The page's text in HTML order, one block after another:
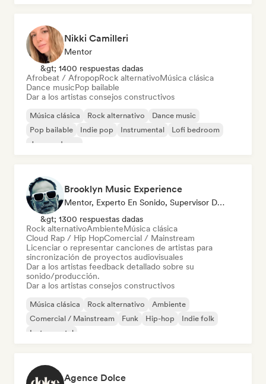
Nikki Camilleri
Mentor
&gt; 1400 respuestas dadas
Afrobeat / AfropopRock alternativoMúsica clásica
Dance musicPop bailable
Dar a los artistas consejos constructivos
Música clásica Rock alternativo
Dance music
Pop bailable
Indie pop Instrumental
Lofi bedroom
Jazz moderno
Brooklyn Music Experience
Mentor, Experto En Sonido, Supervisor De Sincronización
&gt; 1300 respuestas dadas
Rock alternativoAmbienteMúsica clásica
Cloud Rap / Hip HopComercial / Mainstream
Licenciar o representar canciones de artistas para
sincronización de proyectos audiovisuales
Dar a los artistas feedback detallado sobre su
sonido/producción.
Dar a los artistas consejos constructivos
Música clásica Rock alternativo
Ambiente
Comercial / Mainstream
Funk Hip-hop
Indie folk
Instrumental
Agence Dolce